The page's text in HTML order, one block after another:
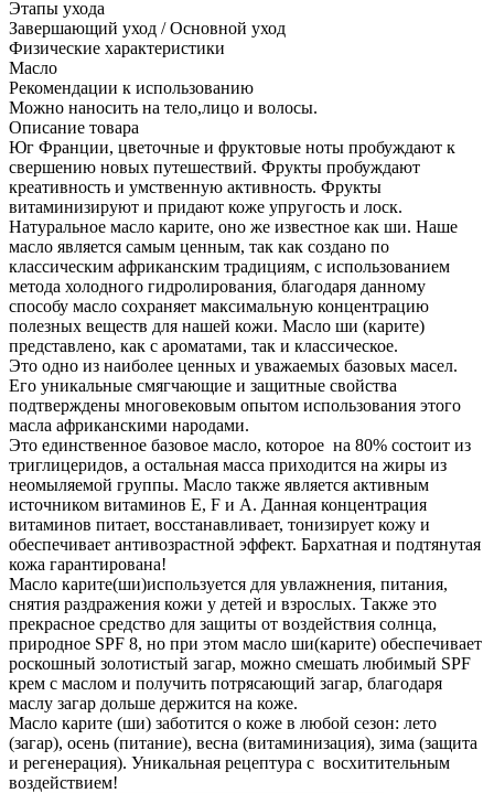
Этапы ухода
Завершающий уход / Основной уход
Физические характеристики
Масло
Рекомендации к использованию
Можно наносить на тело,лицо и волосы.
Описание товара
Юг Франции, цветочные и фруктовые ноты пробуждают к
свершению новых путешествий. Фрукты пробуждают
креативность и умственную активность. Фрукты
витаминизируют и придают коже упругость и лоск.
Натуральное масло карите, оно же известное как ши. Наше
масло является самым ценным, так как создано по
классическим африканским традициям, с использованием
метода холодного гидролирования, благодаря данному
способу масло сохраняет максимальную концентрацию
полезных веществ для нашей кожи. Масло ши (карите)
представлено, как с ароматами, так и классическое.
Это одно из наиболее ценных и уважаемых базовых масел.
Его уникальные смягчающие и защитные свойства
подтверждены многовековым опытом использования этого
масла африканскими народами.
Это единственное базовое масло, которое на 80% состоит из
триглицеридов, а остальная масса приходится на жиры из
неомыляемой группы. Масло также является активным
источником витаминов Е, F и А. Данная концентрация
витаминов питает, восстанавливает, тонизирует кожу и
обеспечивает антивозрастной эффект. Бархатная и подтянутая
кожа гарантирована!
Масло карите(ши)используется для увлажнения, питания,
снятия раздражения кожи у детей и взрослых. Также это
прекрасное средство для защиты от воздействия солнца,
природное SPF 8, но при этом масло ши(карите) обеспечивает
роскошный золотистый загар, можно смешать любимый SPF
крем с маслом и получить потрясающий загар, благодаря
маслу загар дольше держится на коже.
Масло карите (ши) заботится о коже в любой сезон: лето
(загар), осень (питание), весна (витаминизация), зима (защита
и регенерация). Уникальная рецептура с восхитительным
воздействием!